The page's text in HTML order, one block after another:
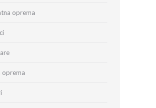
oprema
oprema